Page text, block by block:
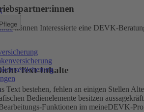
können Interessierte eine DEVK-
Text-Inhalte
Text bestehen, fehlen an einigen Stellen
Bedienelemente besitzen
Funktionen im meineDEVK-